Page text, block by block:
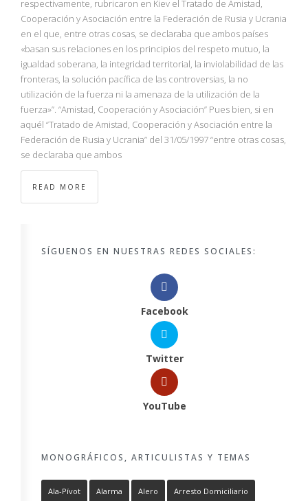
respectivamente, rubricaron en Kiev el Tratado de Amistad,
Cooperación y Asociación entre la Federación de Rusia y Ucrania
en el que, entre otras cosas, se declaraba que ambos países
«basan sus relaciones en los principios del respeto mutuo, la
igualdad soberana, la integridad territorial, la inviolabilidad de las
fronteras, la solución pacífica de las controversias, la no
utilización de la fuerza ni la amenaza de la utilización de la
fuerza»”. “Amistad, Cooperación y Asociación” Pues bien, si en
aquél “Tratado de Amistad, Cooperación y Asociación entre la
Federación de Rusia y Ucrania” del 31/05/1997 “entre otras cosas,
se declaraba que ambos
READ MORE
SÍGUENOS EN NUESTRAS REDES SOCIALES:
Facebook
Twitter
YouTube
MONOGRÁFICOS, ARTICULISTAS Y TEMAS
Ala-Pívot Alarma Alero Arresto Domiciliario